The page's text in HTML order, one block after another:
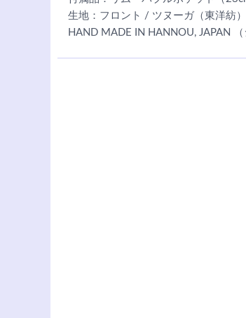
生地：フロント / ツヌーガ（東洋紡
HAND MADE IN HANNOU, JAPAN